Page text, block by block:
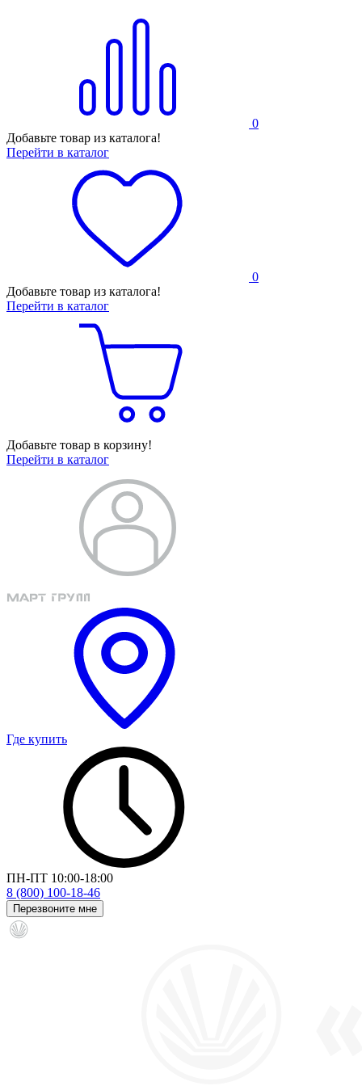
0
Добавьте товар из каталога!
Перейти в каталог
0
Добавьте товар из каталога!
Перейти в каталог
Добавьте товар в корзину!
Перейти в каталог
Где купить
ПН-ПТ 10:00-18:00
8 (800) 100-18-46
Перезвоните мне